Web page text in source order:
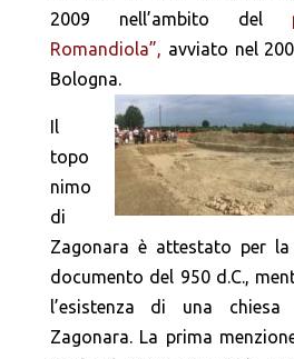
2009 nell’ambito del
Romandiola”, avviato nel
Bologna.
Il
topo
nimo
di
Zagonara è attestato per
documento del 950 d.C.,
l’esistenza di una
Zagonara. La prima